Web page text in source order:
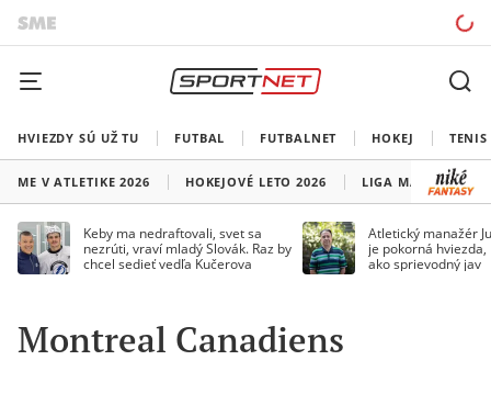
HVIEZDY SÚ UŽ TU FUTBAL FUTBALNET HOKEJ TENIS
ME V ATLETIKE 2026 HOKEJOVÉ LETO 2026 LIGA MAJSTROV
Keby ma nedraftovali, svet sa
nezrúti, vraví mladý Slovák. Raz by
chcel sedieť vedľa Kučerova
Atletický manažér
je pokorná
ako sprievodný jav
Montreal Canadiens